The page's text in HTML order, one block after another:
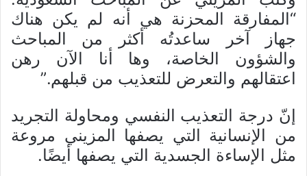
“المفارقة المحزنة هي أنه لم يكن هناك
جهاز آخر ساعدتُه أكثر من المباحث
والشؤون الخاصة، وها أنا الآن رهن
اعتقالهم والتعرض للتعذيب من قبلهم.”
إنّ درجة التعذيب النفسي ومحاولة التجريد
من الإنسانية التي يصفها المزيني مروعة
مثل الإساءة الجسدية التي يصفها أيضًا.